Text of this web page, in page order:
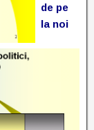
de pe
la noi